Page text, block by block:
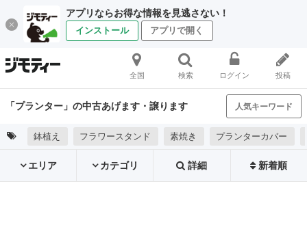
アプリならお得な情報を見逃さない！
インストール アプリで開く
全国 検索 ログイン 投稿
「プランター」の中古あげます・譲ります 人気キーワード
鉢植え フラワースタンド 素焼き プランターカバー
エリア カテゴリ 詳細 新着順